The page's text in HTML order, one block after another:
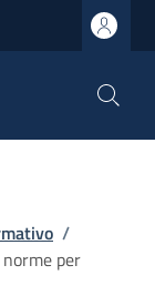
/
per